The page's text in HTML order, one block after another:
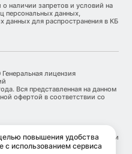
повышения удобства
с использованием сервиса
наличии запретов и условий на
персональных данных,
данных для распространения в КБ
лицензия
Вся представленная на данном
офертой в соответствии со
по обработке
персональных данных и
защите персональных данных